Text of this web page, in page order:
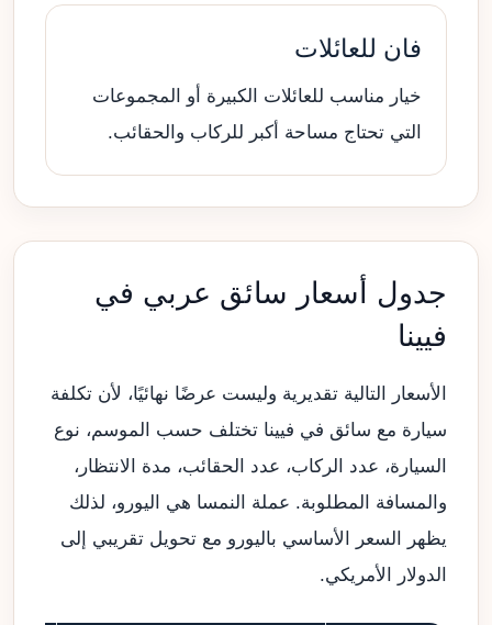
فان للعائلات
خيار مناسب للعائلات الكبيرة أو المجموعات
التي تحتاج مساحة أكبر للركاب والحقائب.
جدول أسعار سائق عربي في
فيينا
الأسعار التالية تقديرية وليست عرضًا نهائيًا، لأن تكلفة
سيارة مع سائق في فيينا تختلف حسب الموسم، نوع
السيارة، عدد الركاب، عدد الحقائب، مدة الانتظار،
والمسافة المطلوبة. عملة النمسا هي اليورو، لذلك
يظهر السعر الأساسي باليورو مع تحويل تقريبي إلى
الدولار الأمريكي.